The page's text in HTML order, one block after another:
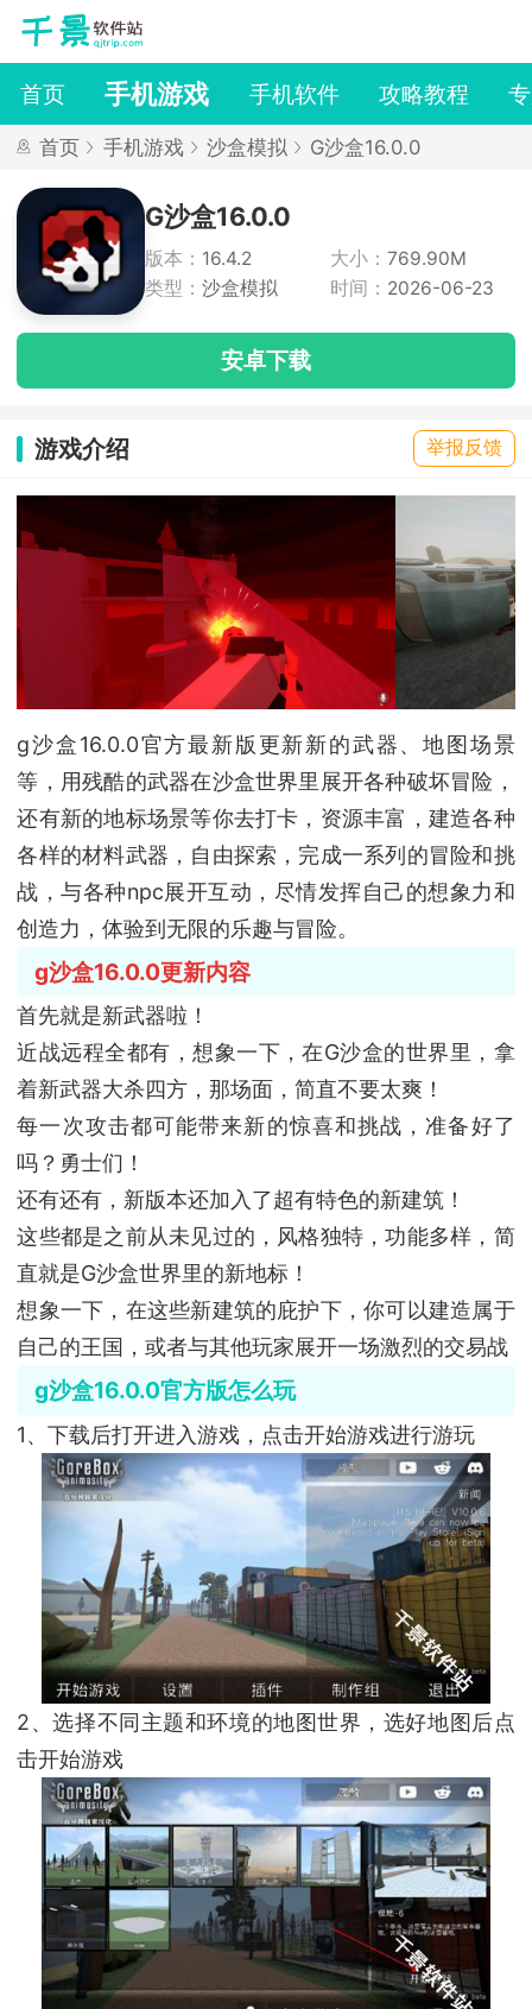
首页 手机游戏 手机软件 攻略教程
首页 手机游戏 沙盒模拟 G沙盒16.0.0
G沙盒16.0.0
版本： 16.4.2 大小： 769.90M
类型： 沙盒模拟 时间： 2026-06-23
安卓下载
游戏介绍 举报反馈
g沙盒16.0.0官方最新版更新新的武器、地图场景
等，用残酷的武器在沙盒世界里展开各种破坏冒险，
还有新的地标场景等你去打卡，资源丰富，建造各种
各样的材料武器，自由探索，完成一系列的冒险和挑
战，与各种npc展开互动，尽情发挥自己的想象力和
创造力，体验到无限的乐趣与冒险。
g沙盒16.0.0更新内容
首先就是新武器啦！
近战远程全都有，想象一下，在G沙盒的世界里，拿
着新武器大杀四方，那场面，简直不要太爽！
每一次攻击都可能带来新的惊喜和挑战，准备好了
吗？勇士们！
还有还有，新版本还加入了超有特色的新建筑！
这些都是之前从未见过的，风格独特，功能多样，简
直就是G沙盒世界里的新地标！
想象一下，在这些新建筑的庇护下，你可以建造属于
自己的王国，或者与其他玩家展开一场激烈的交易战
g沙盒16.0.0官方版怎么玩
1、下载后打开进入游戏，点击开始游戏进行游玩
2、选择不同主题和环境的地图世界，选好地图后点
击开始游戏